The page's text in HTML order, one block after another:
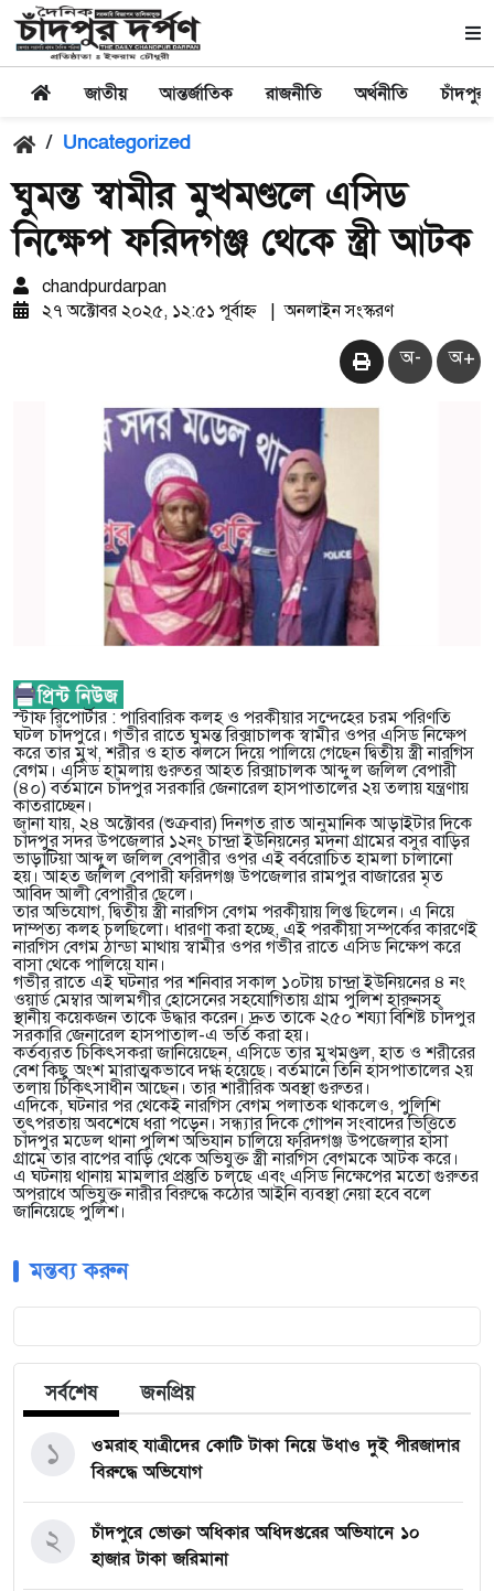
জাতীয় আন্তর্জাতিক রাজনীতি অর্থনীতি চাঁদপুর
/ Uncategorized
ঘুমন্ত স্বামীর মুখমণ্ডলে এসিড
নিক্ষেপ ফরিদগঞ্জ থেকে স্ত্রী আটক
chandpurdarpan
২৭ অক্টোবর ২০২৫, ১২:৫১ পূর্বাহ্ন
অনলাইন সংস্করণ
অ- অ+
স্টাফ রিপোর্টার : পারিবারিক কলহ ও পরকীয়ার সন্দেহের চরম পরিণতি
ঘটল চাঁদপুরে। গভীর রাতে ঘুমন্ত রিক্সাচালক স্বামীর ওপর এসিড নিক্ষেপ
করে তার মুখ, শরীর ও হাত ঝলসে দিয়ে পালিয়ে গেছেন দ্বিতীয় স্ত্রী নারগিস
বেগম। এসিড হামলায় গুরুতর আহত রিক্সাচালক আব্দুল জলিল বেপারী
(৪০) বর্তমানে চাঁদপুর সরকারি জেনারেল হাসপাতালের ২য় তলায় যন্ত্রণায়
কাতরাচ্ছেন।
জানা যায়, ২৪ অক্টোবর (শুক্রবার) দিনগত রাত আনুমানিক আড়াইটার দিকে
চাঁদপুর সদর উপজেলার ১২নং চান্দ্রা ইউনিয়নের মদনা গ্রামের বসুর বাড়ির
ভাড়াটিয়া আব্দুল জলিল বেপারীর ওপর এই বর্বরোচিত হামলা চালানো
হয়। আহত জলিল বেপারী ফরিদগঞ্জ উপজেলার রামপুর বাজারের মৃত
আবিদ আলী বেপারীর ছেলে।
তার অভিযোগ, দ্বিতীয় স্ত্রী নারগিস বেগম পরকীয়ায় লিপ্ত ছিলেন। এ নিয়ে
দাম্পত্য কলহ চলছিলো। ধারণা করা হচ্ছে, এই পরকীয়া সম্পর্কের কারণেই
নারগিস বেগম ঠান্ডা মাথায় স্বামীর ওপর গভীর রাতে এসিড নিক্ষেপ করে
বাসা থেকে পালিয়ে যান।
গভীর রাতে এই ঘটনার পর শনিবার সকাল ১০টায় চান্দ্রা ইউনিয়নের ৪ নং
ওয়ার্ড মেম্বার আলমগীর হোসেনের সহযোগিতায় গ্রাম পুলিশ হারুনসহ
স্থানীয় কয়েকজন তাকে উদ্ধার করেন। দ্রুত তাকে ২৫০ শয্যা বিশিষ্ট চাঁদপুর
সরকারি জেনারেল হাসপাতাল-এ ভর্তি করা হয়।
কর্তব্যরত চিকিৎসকরা জানিয়েছেন, এসিডে তার মুখমণ্ডল, হাত ও শরীরের
বেশ কিছু অংশ মারাত্মকভাবে দগ্ধ হয়েছে। বর্তমানে তিনি হাসপাতালের ২য়
তলায় চিকিৎসাধীন আছেন। তার শারীরিক অবস্থা গুরুতর।
এদিকে, ঘটনার পর থেকেই নারগিস বেগম পলাতক থাকলেও, পুলিশি
তৎপরতায় অবশেষে ধরা পড়েন। সন্ধ্যার দিকে গোপন সংবাদের ভিত্তিতে
চাঁদপুর মডেল থানা পুলিশ অভিযান চালিয়ে ফরিদগঞ্জ উপজেলার হাঁসা
গ্রামে তার বাপের বাড়ি থেকে অভিযুক্ত স্ত্রী নারগিস বেগমকে আটক করে।
এ ঘটনায় থানায় মামলার প্রস্তুতি চলছে এবং এসিড নিক্ষেপের মতো গুরুতর
অপরাধে অভিযুক্ত নারীর বিরুদ্ধে কঠোর আইনি ব্যবস্থা নেয়া হবে বলে
জানিয়েছে পুলিশ।
মন্তব্য করুন
সর্বশেষ জনপ্রিয়
ওমরাহ যাত্রীদের কোটি টাকা নিয়ে উধাও দুই পীরজাদার
বিরুদ্ধে অভিযোগ
১
চাঁদপুরে ভোক্তা অধিকার অধিদপ্তরের অভিযানে ১০
হাজার টাকা জরিমানা
২